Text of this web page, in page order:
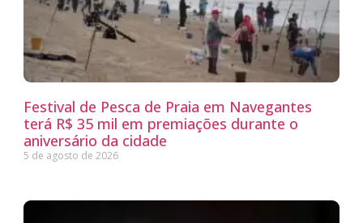
Festival de Pesca de Praia em Navegantes
terá R$ 35 mil em premiações durante o
aniversário da cidade
5 de agosto de 2026